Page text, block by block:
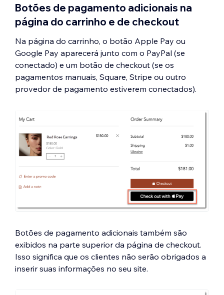
Botões de pagamento adicionais na
página do carrinho e de checkout
Na página do carrinho, o botão Apple Pay ou
Google Pay aparecerá junto com o PayPal (se
conectado) e um botão de checkout (se os
pagamentos manuais, Square, Stripe ou outro
provedor de pagamento estiverem conectados).
Botões de pagamento adicionais também são
exibidos na parte superior da página de checkout.
Isso significa que os clientes não serão obrigados a
inserir suas informações no seu site.